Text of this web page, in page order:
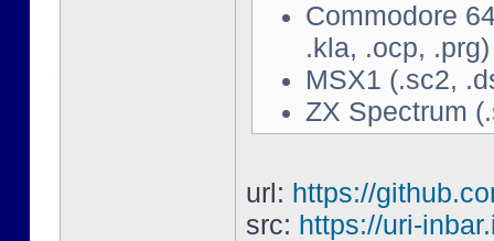
Commodore
.kla, .ocp, .prg)
MSX1 (.sc2,
ZX Spectrum
url: https://
src: https://uri-